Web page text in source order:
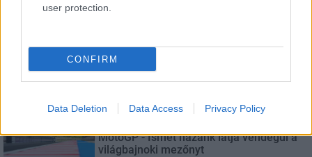
user protection.
CONFIRM
Data Deletion Data Access Privacy Policy
Ikonikus nosztalgiahajókkal
barangolhatja be a Balatont
MotoGP - Ismét hazánk látja vendégül a
világbajnoki mezőnyt